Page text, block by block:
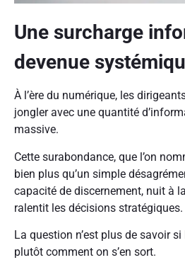
Une surcharge
devenue
À l’ère du numérique, les
jongler avec une quantité
massive.
Cette surabondance, que l’on
bien plus qu’un simple
capacité de discernement, nuit à
ralentit les décisions stratégiques.
La question n’est plus de savoir
plutôt comment on s’en sort.